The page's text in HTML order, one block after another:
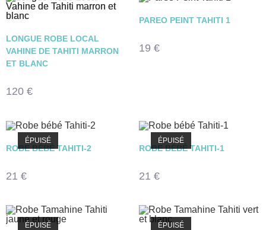
LONGUE ROBE LOCAL
VAHINE DE TAHITI MARRON
ET BLANC
120 €
PAREO PEINT TAHITI 1
19 €
ÉPUISÉ
ROBE BÉBÉ TAHITI-2
21 €
ÉPUISÉ
ROBE BÉBÉ TAHITI-1
21 €
ÉPUISÉ ÉPUISÉ